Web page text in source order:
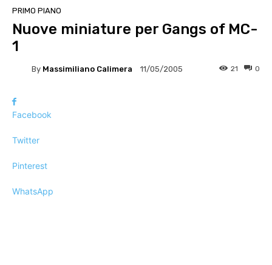
PRIMO PIANO
Nuove miniature per Gangs of MC-
1
By Massimiliano Calimera 11/05/2005 0
21
Facebook
Twitter
Pinterest
WhatsApp